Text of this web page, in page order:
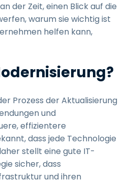
der Zeit, einen Blick auf die
warum sie wichtig ist
helfen kann,
Prozess der Aktualisierung
und
effizientere
dass jede Technologie
stellt eine gute IT-
sicher, dass
und ihren